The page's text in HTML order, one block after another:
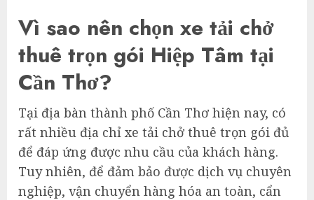
Vì sao nên chọn xe tải chở
thuê trọn gói Hiệp Tâm tại
Cần Thơ?
Tại địa bàn thành phố Cần Thơ hiện nay, có
rất nhiều địa chỉ xe tải chở thuê trọn gói đủ
để đáp ứng được nhu cầu của khách hàng.
Tuy nhiên, để đảm bảo được dịch vụ chuyên
nghiệp, vận chuyển hàng hóa an toàn, cẩn